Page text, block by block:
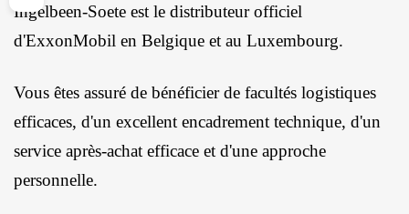
Ingelbeen-Soete est le distributeur officiel
d'ExxonMobil en Belgique et au Luxembourg.
Vous êtes assuré de bénéficier de facultés logistiques
efficaces, d'un excellent encadrement technique, d'un
service après-achat efficace et d'une approche
personnelle.